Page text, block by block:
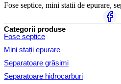
Fose septice, mini statii de epurare,
Categorii produse
Fose septice
Mini stații epurare
Separatoare grăsimi
Separatoare hidrocarburi